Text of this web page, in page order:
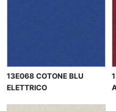
13E068 COTONE BLU
ELETTRICO